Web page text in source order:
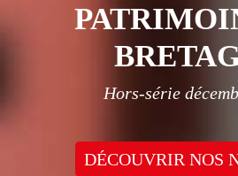
Hors-série
DÉCOUVRIR NOS